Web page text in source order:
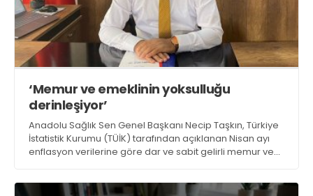
‘Memur ve emeklinin yoksulluğu
derinleşiyor’
Anadolu Sağlık Sen Genel Başkanı Necip Taşkın, Türkiye
İstatistik Kurumu (TÜİK) tarafından açıklanan Nisan ayı
enflasyon verilerine göre dar ve sabit gelirli memur ve